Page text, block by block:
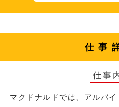
仕事
仕事
マクドナルドでは、アルバ